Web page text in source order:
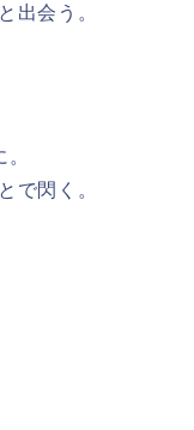
出会う。
で閃く。